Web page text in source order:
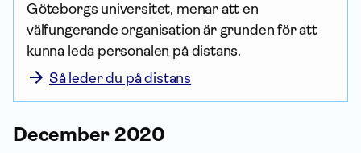
Göteborgs universitet, menar att en
välfungerande organisation är grunden för att
kunna leda personalen på distans.
Så leder du på distans
December 2020